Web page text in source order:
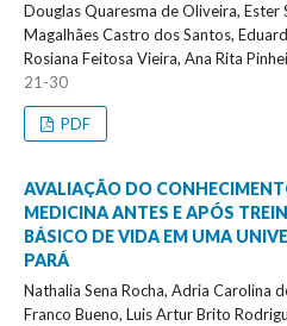
Douglas Quaresma de Oliveira, Ester
Magalhães Castro dos Santos,
Rosiana Feitosa Vieira, Ana Rita
21-30
PDF
AVALIAÇÃO DO
MEDICINA ANTES E APÓS
BÁSICO DE VIDA EM UMA
PARÁ
Nathalia Sena Rocha, Adria Carolina
Franco Bueno, Luis Artur Brito